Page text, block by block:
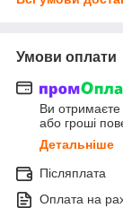
Умови оплати
Ви
або гроші
Детальніше
Післяплата
Оплата на